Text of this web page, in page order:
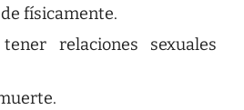
físicamente.
relaciones sexuales